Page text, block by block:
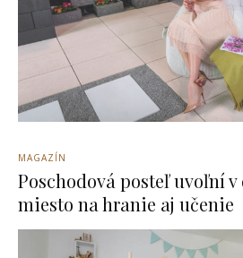
MAGAZÍN
Poschodová posteľ uvoľní v
miesto na hranie aj učenie